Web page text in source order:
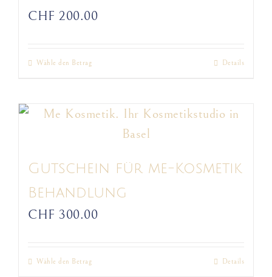
Optionen
der
gewählt
werden
CHF 200.00
Wähle den BetragDieses
weist
mehrere
auf.
Die
Optionen
der
Details
Gutschein für me-Kosmetik
Behandlung
CHF 300.00
Wähle den BetragDieses
Details